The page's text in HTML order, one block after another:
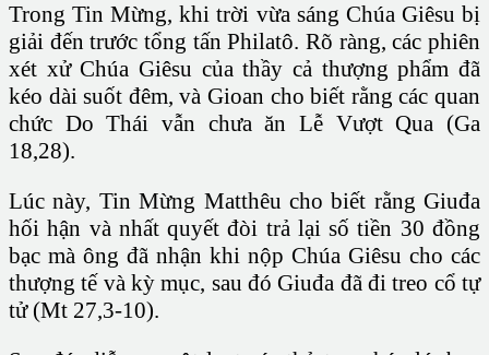
Trong Tin Mừng, khi trời vừa sáng Chúa Giêsu bị
giải đến trước tổng tấn Philatô. Rõ ràng, các phiên
xét xử Chúa Giêsu của thầy cả thượng phẩm đã
kéo dài suốt đêm, và Gioan cho biết rằng các quan
chức Do Thái vẫn chưa ăn Lễ Vượt Qua (Ga
18,28).
Lúc này, Tin Mừng Matthêu cho biết rằng Giuđa
hối hận và nhất quyết đòi trả lại số tiền 30 đồng
bạc mà ông đã nhận khi nộp Chúa Giêsu cho các
thượng tế và kỳ mục, sau đó Giuđa đã đi treo cổ tự
tử (Mt 27,3-10).